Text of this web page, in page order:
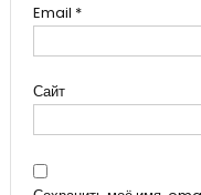
Email *
Сайт